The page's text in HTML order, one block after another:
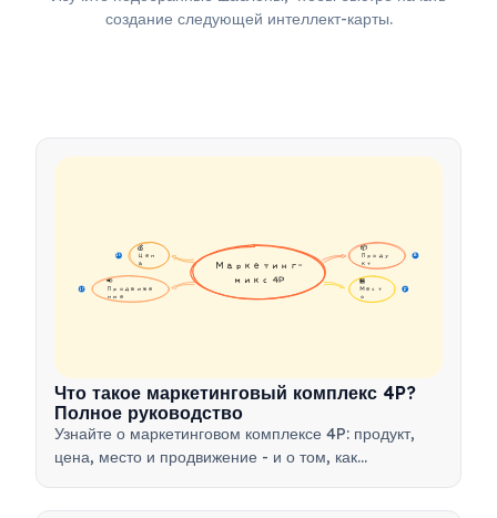
создание следующей интеллект-карты.
📦
Проду
кт
16
💰
Цен
а
16
🏪
Мест
о
17
📢
Продвиже
ние
17
Маркетинг-
микс 4P
Что такое маркетинговый комплекс 4P?
Полное руководство
Узнайте о маркетинговом комплексе 4P: продукт,
цена, место и продвижение - и о том, как